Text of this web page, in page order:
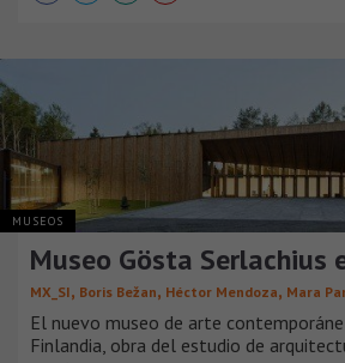
MUSEOS
Museo Gösta Serlachius
MX_SI, Boris Bežan, Héctor Mendoza, Mara
El nuevo museo de arte
Finlandia, obra del estudio de